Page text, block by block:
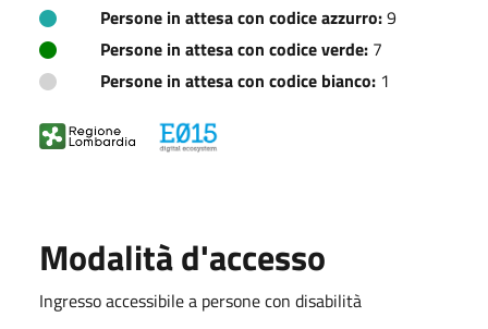
Persone in attesa con codice azzurro:9
Persone in attesa con codice verde: 7
Persone in attesa con codice bianco: 1
Modalità d'accesso
Ingresso accessibile a persone con disabilità